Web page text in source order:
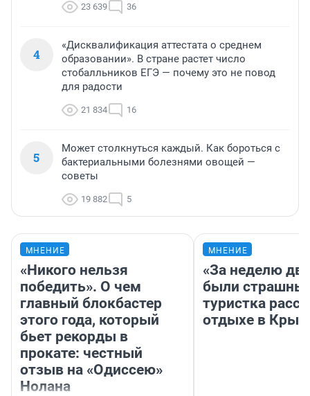
23 639 36
4
«Дисквалификация аттестата о среднем
образовании». В стране растет число
стобалльников ЕГЭ — почему это не повод
для радости
21 834 16
5
Может столкнуться каждый. Как бороться с
бактериальными болезнями овощей —
советы
19 882 5
МНЕНИЕ
«Никого нельзя
победить». О чем
главный блокбастер
этого года, который
бьет рекорды в
прокате: честный
отзыв на «Одиссею»
Нолана
МНЕНИЕ
«За неделю
были
туристка
отдыхе в